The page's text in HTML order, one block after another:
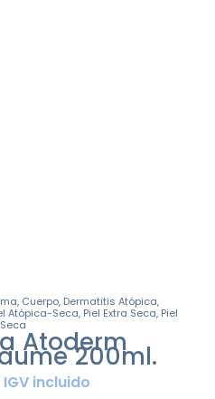
, Cuerpo, Dermatitis Atópica,
Atópica-Seca, Piel Extra Seca, Piel
Seca
Atoderm
200ml.
IGV incluido